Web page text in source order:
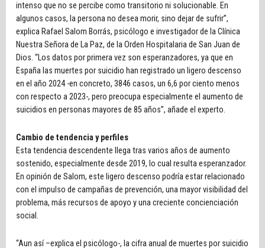
intenso que no se percibe como transitorio ni solucionable. En
algunos casos, la persona no desea morir, sino dejar de sufrir”,
explica Rafael Salom Borrás, psicólogo e investigador de la Clínica
Nuestra Señora de La Paz, de la Orden Hospitalaria de San Juan de
Dios. “Los datos por primera vez son esperanzadores, ya que en
España las muertes por suicidio han registrado un ligero descenso
en el año 2024 -en concreto, 3846 casos, un 6,6 por ciento menos
con respecto a 2023-, pero preocupa especialmente el aumento de
suicidios en personas mayores de 85 años”, añade el experto.
Cambio de tendencia y perfiles
Esta tendencia descendente llega tras varios años de aumento
sostenido, especialmente desde 2019, lo cual resulta esperanzador.
En opinión de Salom, este ligero descenso podría estar relacionado
con el impulso de campañas de prevención, una mayor visibilidad del
problema, más recursos de apoyo y una creciente concienciación
social.
“Aun así –explica el psicólogo-, la cifra anual de muertes por suicidio